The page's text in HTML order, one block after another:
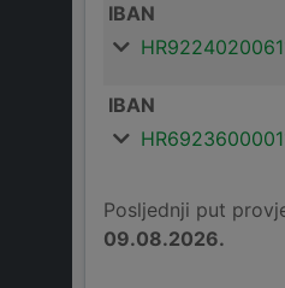
IBAN
IBAN
Posljednji put
09.08.2026.